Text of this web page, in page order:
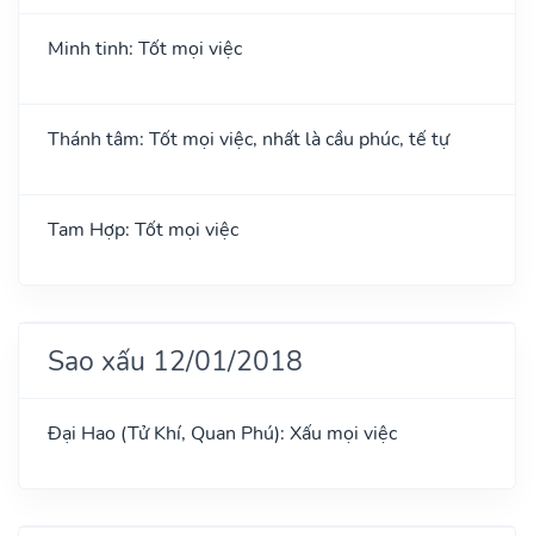
Minh tinh: Tốt mọi việc
Thánh tâm: Tốt mọi việc, nhất là cầu phúc, tế tự
Tam Hợp: Tốt mọi việc
Sao xấu 12/01/2018
Đại Hao (Tử Khí, Quan Phú): Xấu mọi việc